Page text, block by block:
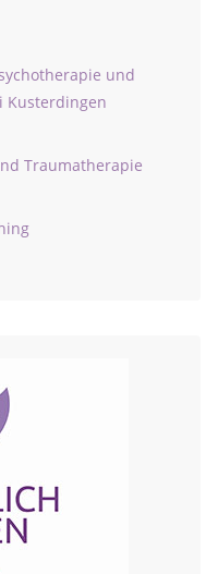
und
Kusterdingen
Traumatherapie